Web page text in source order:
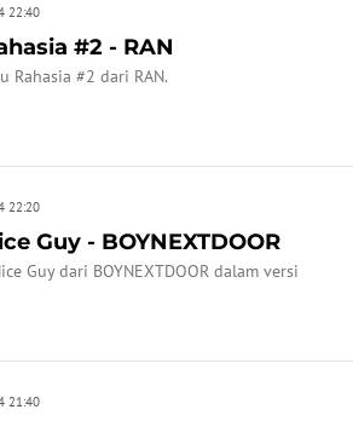
22:40
#2 - RAN
#2 dari RAN.
22:20
Guy - BOYNEXTDOOR
Guy dari BOYNEXTDOOR dalam versi
21:40